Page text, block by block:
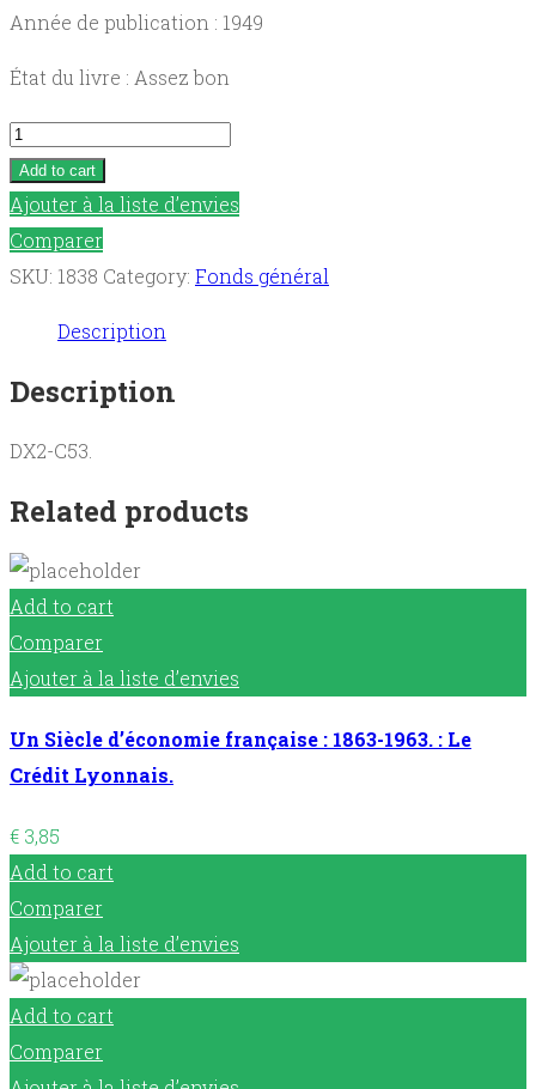
Année de publication : 1949
État du livre : Assez bon
Evangéliser
Prêtres
au
service
l'Evangile
quantity
Add to cart
Ajouter à la liste d’envies
Comparer
SKU: 1838 Category: Fonds général
Description
Description
DX2-C53.
Related products
Add to cart
Comparer
Ajouter à la liste d’envies
Un Siècle d’économie française : 1863-1963. : Le
Crédit Lyonnais.
€ 3,85
Add to cart
Comparer
Ajouter à la liste d’envies
Add to cart
Comparer